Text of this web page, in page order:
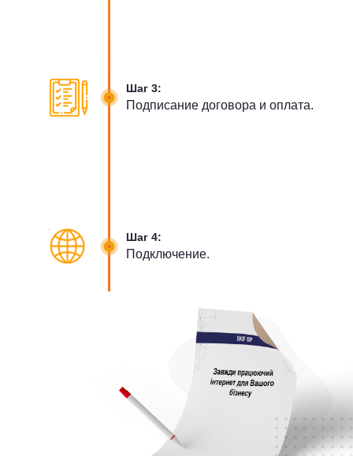
Шаг 3:
Подписание договора и оплата.
Шаг 4:
Подключение.